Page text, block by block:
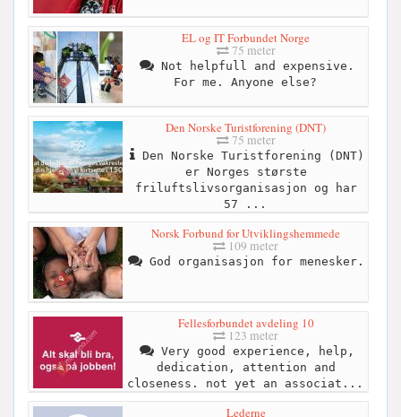
EL og IT Forbundet Norge
75 meter
Not helpfull and expensive.
For me. Anyone else?
Den Norske Turistforening (DNT)
75 meter
Den Norske Turistforening (DNT)
er Norges største
friluftslivsorganisasjon og har
57 ...
Norsk Forbund for Utviklingshemmede
109 meter
God organisasjon for menesker.
Fellesforbundet avdeling 10
123 meter
Very good experience, help,
dedication, attention and
closeness. not yet an associat...
Lederne